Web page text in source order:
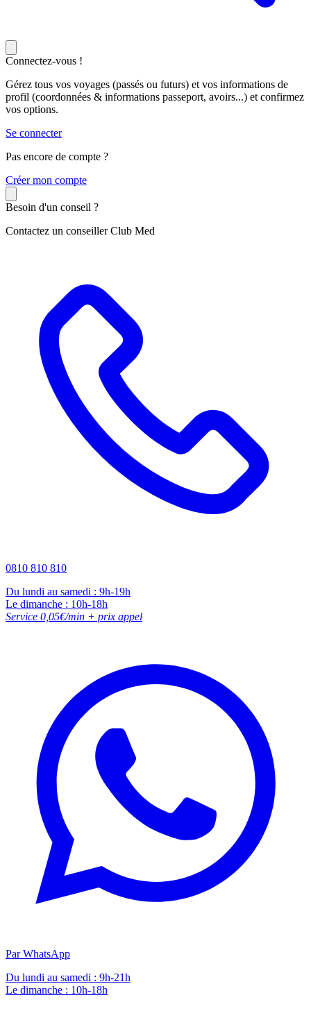
Connectez-vous !
Gérez tous vos voyages (passés ou futurs) et vos informations de
profil (coordonnées & informations passeport, avoirs...) et confirmez
vos options.
Se connecter
Pas encore de compte ?
Créer mon compte
Besoin d'un conseil ?
Contactez un conseiller Club Med
0810 810 810
Du lundi au samedi : 9h-19h
Le dimanche : 10h-18h
Service 0,05€/min + prix appel
Par WhatsApp
Du lundi au samedi : 9h-21h
Le dimanche : 10h-18h